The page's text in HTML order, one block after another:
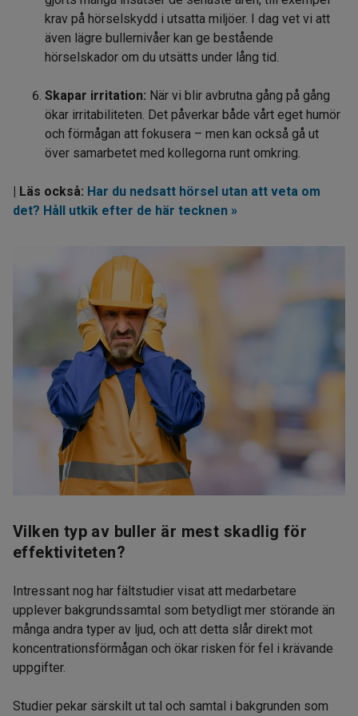
krav på hörselskydd i utsatta miljöer. I dag vet vi att
även lägre bullernivåer kan ge bestående
hörselskador om du utsätts under lång tid.
Skapar irritation: När vi blir avbrutna gång på gång
ökar irritabiliteten. Det påverkar både vårt eget humör
och förmågan att fokusera – men kan också gå ut
över samarbetet med kollegorna runt omkring.
| Läs också: Har du nedsatt hörsel utan att veta om
det? Håll utkik efter de här tecknen »
Vilken typ av buller är mest skadlig för
effektiviteten?
Intressant nog har fältstudier visat att medarbetare
upplever bakgrundssamtal som betydligt mer störande än
många andra typer av ljud, och att detta slår direkt mot
koncentrationsförmågan och ökar risken för fel i krävande
uppgifter.
Studier pekar särskilt ut tal och samtal i bakgrunden som